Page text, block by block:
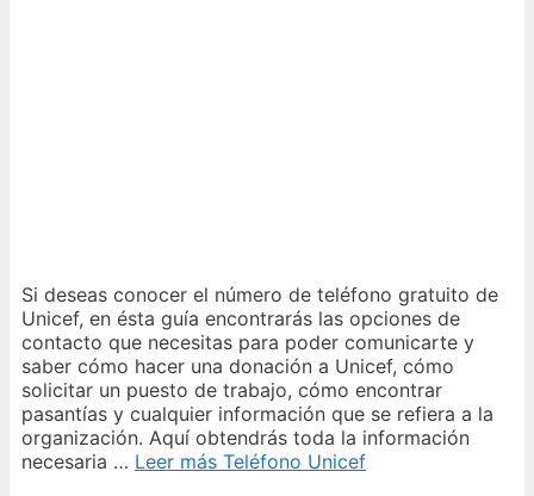
Si deseas conocer el número de teléfono gratuito de
Unicef, en ésta guía encontrarás las opciones de
contacto que necesitas para poder comunicarte y
saber cómo hacer una donación a Unicef, cómo
solicitar un puesto de trabajo, cómo encontrar
pasantías y cualquier información que se refiera a la
organización. Aquí obtendrás toda la información
necesaria … Leer más Teléfono Unicef